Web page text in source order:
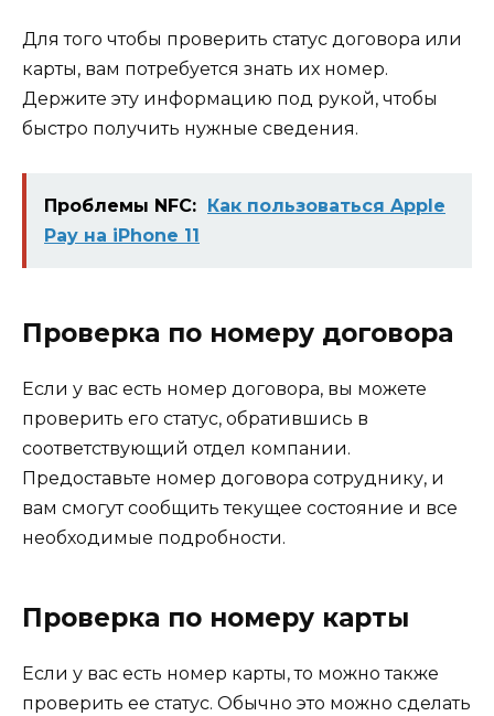
Для того чтобы проверить статус договора или
карты, вам потребуется знать их номер.
Держите эту информацию под рукой, чтобы
быстро получить нужные сведения.
Проблемы NFC: Как пользоваться Apple
Pay на iPhone 11
Проверка по номеру договора
Если у вас есть номер договора, вы можете
проверить его статус, обратившись в
соответствующий отдел компании.
Предоставьте номер договора сотруднику, и
вам смогут сообщить текущее состояние и все
необходимые подробности.
Проверка по номеру карты
Если у вас есть номер карты, то можно также
проверить ее статус. Обычно это можно сделать